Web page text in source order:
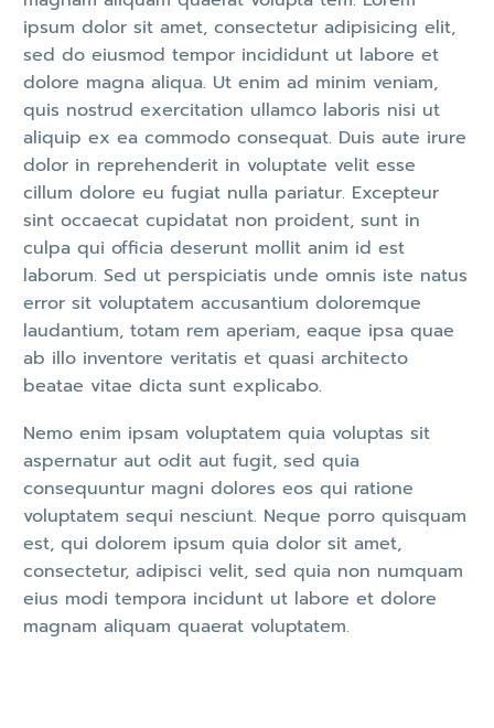
ipsum dolor sit amet, consectetur adipisicing elit,
sed do eiusmod tempor incididunt ut labore et
dolore magna aliqua. Ut enim ad minim veniam,
quis nostrud exercitation ullamco laboris nisi ut
aliquip ex ea commodo consequat. Duis aute irure
dolor in reprehenderit in voluptate velit esse
cillum dolore eu fugiat nulla pariatur. Excepteur
sint occaecat cupidatat non proident, sunt in
culpa qui officia deserunt mollit anim id est
laborum. Sed ut perspiciatis unde omnis iste natus
error sit voluptatem accusantium doloremque
laudantium, totam rem aperiam, eaque ipsa quae
ab illo inventore veritatis et quasi architecto
beatae vitae dicta sunt explicabo.
Nemo enim ipsam voluptatem quia voluptas sit
aspernatur aut odit aut fugit, sed quia
consequuntur magni dolores eos qui ratione
voluptatem sequi nesciunt. Neque porro quisquam
est, qui dolorem ipsum quia dolor sit amet,
consectetur, adipisci velit, sed quia non numquam
eius modi tempora incidunt ut labore et dolore
magnam aliquam quaerat voluptatem.